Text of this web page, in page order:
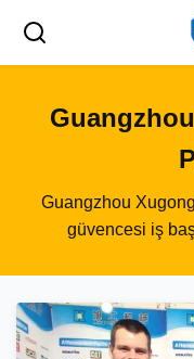
Guangzhou
güvencesi iş